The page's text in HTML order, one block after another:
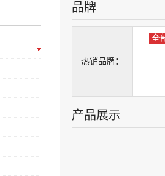
品牌
热销品牌：
全
产品展示